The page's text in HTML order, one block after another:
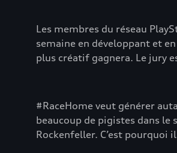
Les membres du réseau
semaine en développant et
plus créatif gagnera. Le jury
#RaceHome veut générer
beaucoup de pigistes dans
Rockenfeller. C’est pourquoi